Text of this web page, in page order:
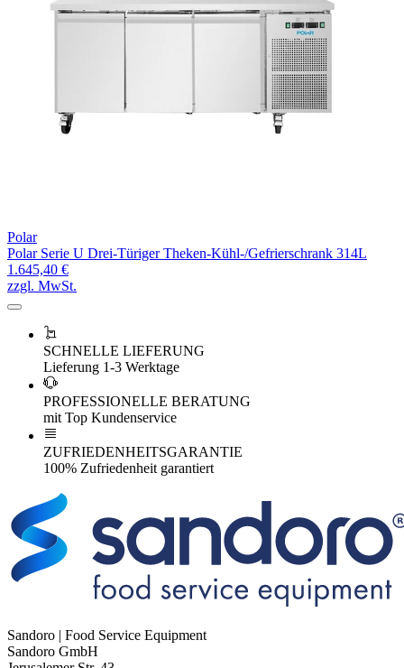
Polar
Polar Serie U Drei-Türiger Theken-Kühl-/Gefrierschrank 314L
1.645,40 €
zzgl. MwSt.
SCHNELLE LIEFERUNG
Lieferung 1-3 Werktage
PROFESSIONELLE BERATUNG
mit Top Kundenservice
ZUFRIEDENHEITSGARANTIE
100% Zufriedenheit garantiert
Sandoro | Food Service Equipment
Sandoro GmbH